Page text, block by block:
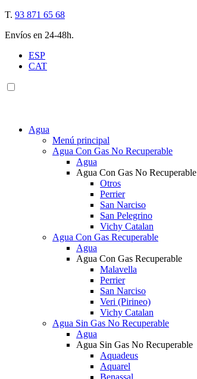
T. 93 871 65 68
Envíos en 24-48h.
ESP
CAT
Agua
Menú principal
Agua Con Gas No Recuperable
Agua
Agua Con Gas No Recuperable
Otros
Perrier
San Narciso
San Pelegrino
Vichy Catalan
Agua Con Gas Recuperable
Agua
Agua Con Gas Recuperable
Malavella
Perrier
San Narciso
Veri (Pirineo)
Vichy Catalan
Agua Sin Gas No Recuperable
Agua
Agua Sin Gas No Recuperable
Aquadeus
Aquarel
Benassal